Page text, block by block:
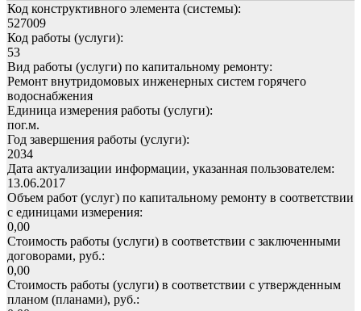
Код конструктивного элемента (системы):
527009
Код работы (услуги):
53
Вид работы (услуги) по капитальному ремонту:
Ремонт внутридомовых инженерных систем горячего
водоснабжения
Единица измерения работы (услуги):
пог.м.
Год завершения работы (услуги):
2034
Дата актуализации информации, указанная пользователем:
13.06.2017
Объем работ (услуг) по капитальному ремонту в соответствии
с единицами измерения:
0,00
Стоимость работы (услуги) в соответствии с заключенными
договорами, руб.:
0,00
Стоимость работы (услуги) в соответствии с утвержденным
планом (планами), руб.: